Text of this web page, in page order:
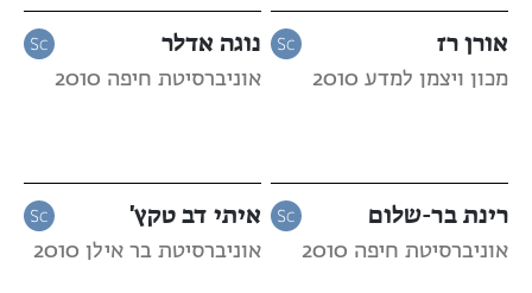
אורן רז
מכון ויצמן למדע 2010
נוגה אדלר
אוניברסיטת חיפה 2010
רינת בר-שלום
אוניברסיטת חיפה 2010
איתי דב טקץ'
אוניברסיטת בר אילן 2010